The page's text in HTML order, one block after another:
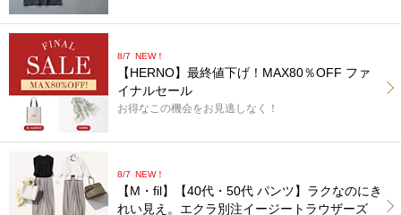
8/7 NEW！
【HERNO】最終値下げ！MAX80％OFF ファ
イナルセール
お得なこの機会をお見逃しなく！
8/7 NEW！
【M・fil】【40代・50代 パンツ】ラクなのにき
れい見え。エクラ別注イージートラウザーズ